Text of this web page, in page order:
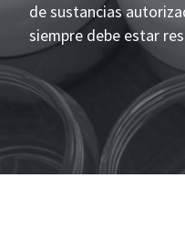
de sustancias
siempre debe estar